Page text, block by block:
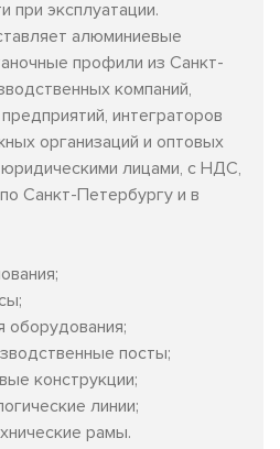
при эксплуатации.
алюминиевые
профили из Санкт-
компаний,
интеграторов
организаций и оптовых
лицами, с НДС,
Санкт-Петербургу и в
посты;
конструкции;
линии;
рамы.